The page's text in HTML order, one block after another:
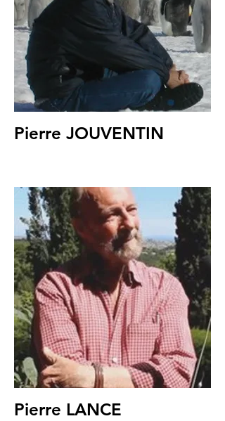
Pierre JOUVENTIN
Pierre LANCE